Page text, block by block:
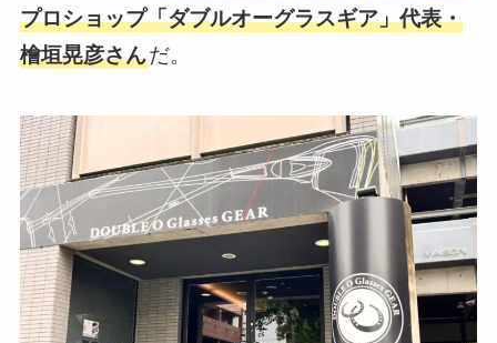
プロショップ「ダブルオーグラスギア」代表・
檜垣晃彦さんだ。